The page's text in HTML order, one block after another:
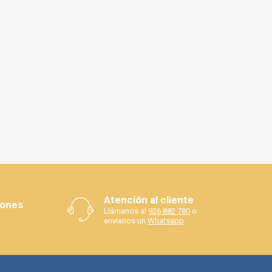
Atención al cliente
Llámanos al 926 882 780 o
envíanos un Whatsapp